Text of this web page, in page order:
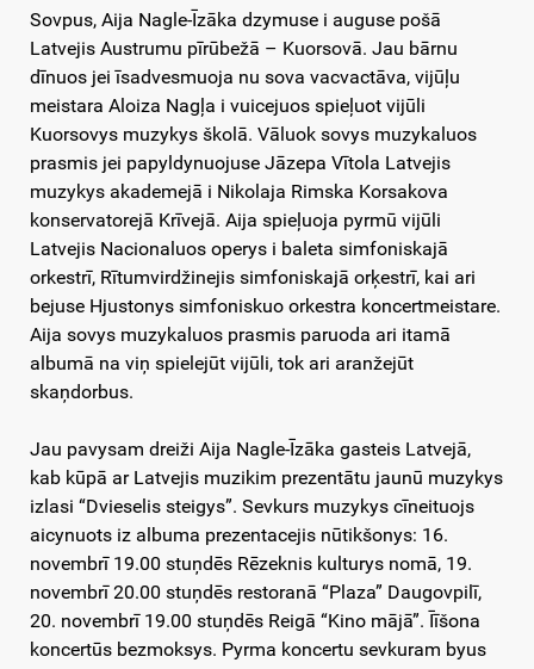
Sovpus, Aija Nagle-Īzāka dzymuse i auguse pošā
Latvejis Austrumu pīrūbežā – Kuorsovā. Jau bārnu
dīnuos jei īsadvesmuoja nu sova vacvactāva, vijūļu
meistara Aloiza Nagļa i vuicejuos spieļuot vijūli
Kuorsovys muzykys školā. Vāluok sovys muzykaluos
prasmis jei papyldynuojuse Jāzepa Vītola Latvejis
muzykys akademejā i Nikolaja Rimska Korsakova
konservatorejā Krīvejā. Aija spieļuoja pyrmū vijūli
Latvejis Nacionaluos operys i baleta simfoniskajā
orkestrī, Rītumvirdžinejis simfoniskajā orķestrī, kai ari
bejuse Hjustonys simfoniskuo orkestra koncertmeistare.
Aija sovys muzykaluos prasmis paruoda ari itamā
albumā na viņ spielejūt vijūli, tok ari aranžejūt
skaņdorbus.
Jau pavysam dreiži Aija Nagle-Īzāka gasteis Latvejā,
kab kūpā ar Latvejis muzikim prezentātu jaunū muzykys
izlasi “Dvieselis steigys”. Sevkurs muzykys cīneituojs
aicynuots iz albuma prezentacejis nūtikšonys: 16.
novembrī 19.00 stuņdēs Rēzeknis kulturys nomā, 19.
novembrī 20.00 stuņdēs restoranā “Plaza” Daugovpilī,
20. novembrī 19.00 stuņdēs Reigā “Kino mājā”. Īīšona
koncertūs bezmoksys. Pyrma koncertu sevkuram byus